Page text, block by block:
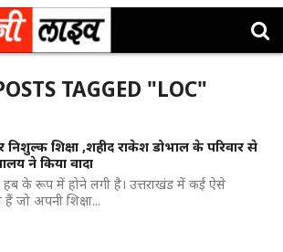
TAGGED "LOC"
शिक्षा ,शहीद राकेश डोभाल के परिवार से
ने किया वादा
हब के रूप में होने लगी है। उत्तराखंड में कई ऐसे
जो अपनी शिक्षा...